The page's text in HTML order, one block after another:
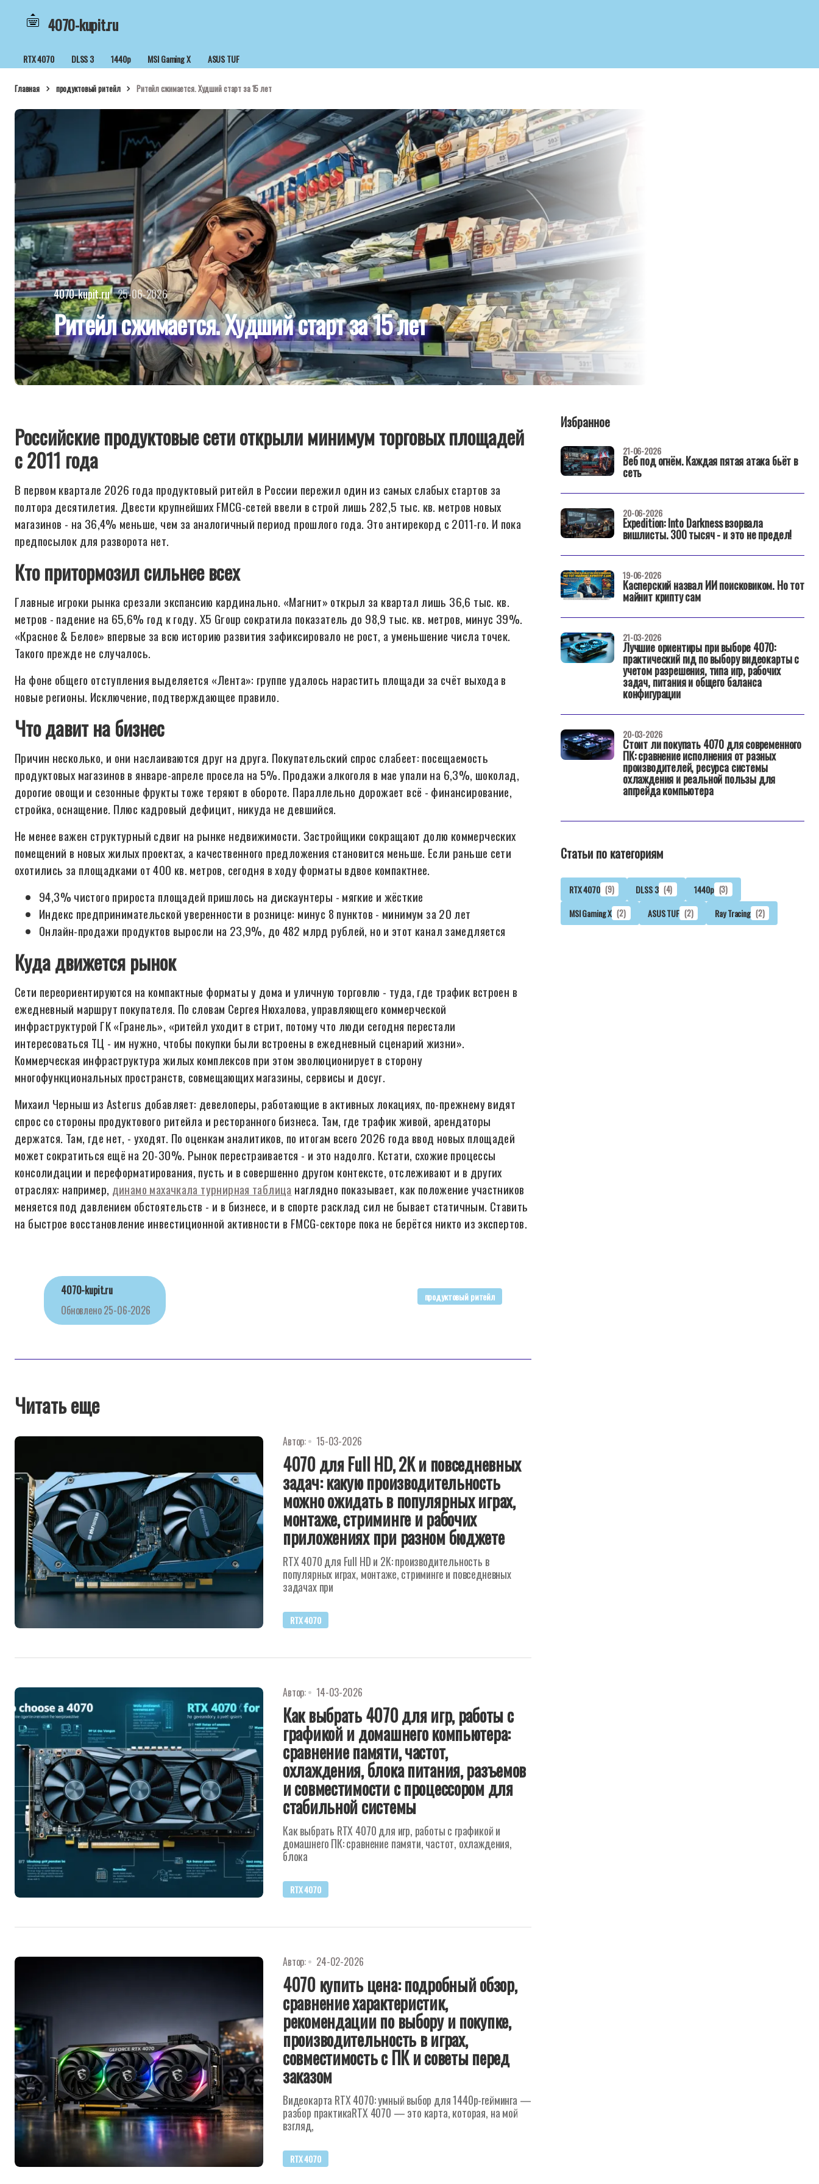
4070-kupit.ru
RTX 4070 DLSS 3 1440p MSI Gaming X ASUS TUF
Главная продуктовый ритейл Ритейл сжимается. Худший старт за 15 лет
4070-kupit.ru 25-06-2026
Ритейл сжимается. Худший старт за 15 лет
Российские продуктовые сети открыли минимум торговых площадей
с 2011 года
В первом квартале 2026 года продуктовый ритейл в России пережил один из самых слабых стартов за
полтора десятилетия. Двести крупнейших FMCG-сетей ввели в строй лишь 282,5 тыс. кв. метров новых
магазинов - на 36,4% меньше, чем за аналогичный период прошлого года. Это антирекорд с 2011-го. И пока
предпосылок для разворота нет.
Кто притормозил сильнее всех
Главные игроки рынка срезали экспансию кардинально. «Магнит» открыл за квартал лишь 36,6 тыс. кв.
метров - падение на 65,6% год к году. X5 Group сократила показатель до 98,9 тыс. кв. метров, минус 39%.
«Красное & Белое» впервые за всю историю развития зафиксировало не рост, а уменьшение числа точек.
Такого прежде не случалось.
На фоне общего отступления выделяется «Лента»: группе удалось нарастить площади за счёт выхода в
новые регионы. Исключение, подтверждающее правило.
Что давит на бизнес
Причин несколько, и они наслаиваются друг на друга. Покупательский спрос слабеет: посещаемость
продуктовых магазинов в январе-апреле просела на 5%. Продажи алкоголя в мае упали на 6,3%, шоколад,
дорогие овощи и сезонные фрукты тоже теряют в обороте. Параллельно дорожает всё - финансирование,
стройка, оснащение. Плюс кадровый дефицит, никуда не девшийся.
Не менее важен структурный сдвиг на рынке недвижимости. Застройщики сокращают долю коммерческих
помещений в новых жилых проектах, а качественного предложения становится меньше. Если раньше сети
охотились за площадками от 400 кв. метров, сегодня в ходу форматы вдвое компактнее.
94,3% чистого прироста площадей пришлось на дискаунтеры - мягкие и жёсткие
Индекс предпринимательской уверенности в рознице: минус 8 пунктов - минимум за 20 лет
Онлайн-продажи продуктов выросли на 23,9%, до 482 млрд рублей, но и этот канал замедляется
Куда движется рынок
Сети переориентируются на компактные форматы у дома и уличную торговлю - туда, где трафик встроен в
ежедневный маршрут покупателя. По словам Сергея Нюхалова, управляющего коммерческой
инфраструктурой ГК «Гранель», «ритейл уходит в стрит, потому что люди сегодня перестали
интересоваться ТЦ - им нужно, чтобы покупки были встроены в ежедневный сценарий жизни».
Коммерческая инфраструктура жилых комплексов при этом эволюционирует в сторону
многофункциональных пространств, совмещающих магазины, сервисы и досуг.
Михаил Черныш из Asterus добавляет: девелоперы, работающие в активных локациях, по-прежнему видят
спрос со стороны продуктового ритейла и ресторанного бизнеса. Там, где трафик живой, арендаторы
держатся. Там, где нет, - уходят. По оценкам аналитиков, по итогам всего 2026 года ввод новых площадей
может сократиться ещё на 20-30%. Рынок перестраивается - и это надолго. Кстати, схожие процессы
консолидации и переформатирования, пусть и в совершенно другом контексте, отслеживают и в других
отраслях: например, динамо махачкала турнирная таблица наглядно показывает, как положение участников
меняется под давлением обстоятельств - и в бизнесе, и в спорте расклад сил не бывает статичным. Ставить
на быстрое восстановление инвестиционной активности в FMCG-секторе пока не берётся никто из экспертов.
4070-kupit.ru
Обновлено25-06-2026
продуктовый ритейл
Читать еще
Автор: 15-03-2026
4070 для Full HD, 2K и повседневных
задач: какую производительность
можно ожидать в популярных играх,
монтаже, стриминге и рабочих
приложениях при разном бюджете
RTX 4070 для Full HD и 2K: производительность в
популярных играх, монтаже, стриминге и повседневных
задачах при
RTX 4070
Автор: 14-03-2026
Как выбрать 4070 для игр, работы с
графикой и домашнего компьютера:
сравнение памяти, частот,
охлаждения, блока питания, разъемов
и совместимости с процессором для
стабильной системы
Как выбрать RTX 4070 для игр, работы с графикой и
домашнего ПК: сравнение памяти, частот, охлаждения,
блока
RTX 4070
Автор: 24-02-2026
4070 купить цена: подробный обзор,
сравнение характеристик,
рекомендации по выбору и покупке,
производительность в играх,
совместимость с ПК и советы перед
заказом
Видеокарта RTX 4070: умный выбор для 1440p-гейминга —
разбор практикаRTX 4070 — это карта, которая, на мой
взгляд,
RTX 4070
Избранное
Веб под огнём. Каждая пятая атака бьёт в
сеть
21-06-2026
Expedition: Into Darkness взорвала
вишлисты. 300 тысяч - и это не предел!
20-06-2026
Касперский назвал ИИ поисковиком. Но тот
майнит крипту сам
19-06-2026
Лучшие ориентиры при выборе 4070:
практический гид по выбору видеокарты с
учетом разрешения, типа игр, рабочих
задач, питания и общего баланса
конфигурации
21-03-2026
Стоит ли покупать 4070 для современного
ПК: сравнение исполнения от разных
производителей, ресурса системы
охлаждения и реальной пользы для
апгрейда компьютера
20-03-2026
Статьи по категориям
RTX 4070 (9) DLSS 3 (4) 1440p (3)
MSI Gaming X (2) ASUS TUF (2) Ray Tracing (2)